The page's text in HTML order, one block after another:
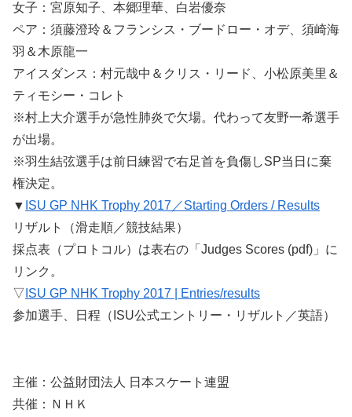
女子：宮原知子、本郷理華、白岩優奈
ペア：須藤澄玲＆フランシス・ブードロー・オデ、須崎海
羽＆木原龍一
アイスダンス：村元哉中＆クリス・リード、小松原美里＆
ティモシー・コレト
※村上大介選手が急性肺炎で欠場。代わって友野一希選手
が出場。
※羽生結弦選手は前日練習で右足首を負傷しSP当日に棄
権決定。
▼ ISU GP NHK Trophy 2017／Starting Orders / Results
リザルト（滑走順／競技結果）
採点表（プロトコル）は表右の「Judges Scores (pdf)」に
リンク。
▽ ISU GP NHK Trophy 2017 | Entries/results
参加選手、日程（ISU公式エントリー・リザルト／英語）
主催：公益財団法人 日本スケート連盟
共催：ＮＨＫ